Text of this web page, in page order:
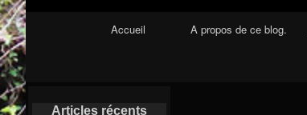
Navigation Principale
Accueil A propos de ce blog.
Articles récents